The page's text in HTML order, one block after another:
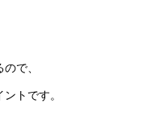
で、
トです。